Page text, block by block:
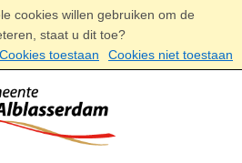
cookies willen gebruiken om de
staat u dit toe?
Cookies toestaan
Cookies niet toestaan